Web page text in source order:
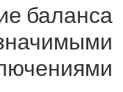
баланса